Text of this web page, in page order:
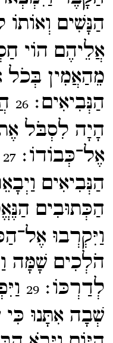
הַנָּשִׁים
אֲלֵיהֶם הוֹי
מֵהַאֲמִין בְּכֹל
הַנְּבִיאִים׃26
הָיָה לִסְבֹּל
אֶל־​כְּבוֹדוֹ׃27
הַנְּבִיאִים
הַכְּתוּבִים
וַיִּקְרְבוּ
הֹלְכִים שָׁמָּה
לְדַרְכּוֹ׃29
שְׁבָה אִתָּנוּ כִּי